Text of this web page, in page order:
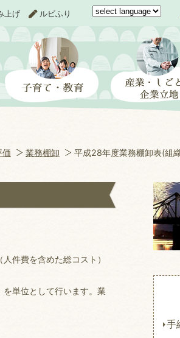
上げ ルビふり
価 業務棚卸 平成28年度業務棚卸表(組
件費を含めた総コスト）
単位として行います。業
手